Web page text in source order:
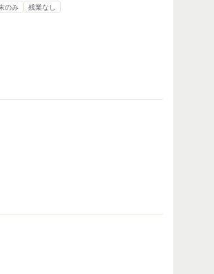
のみ 残業なし